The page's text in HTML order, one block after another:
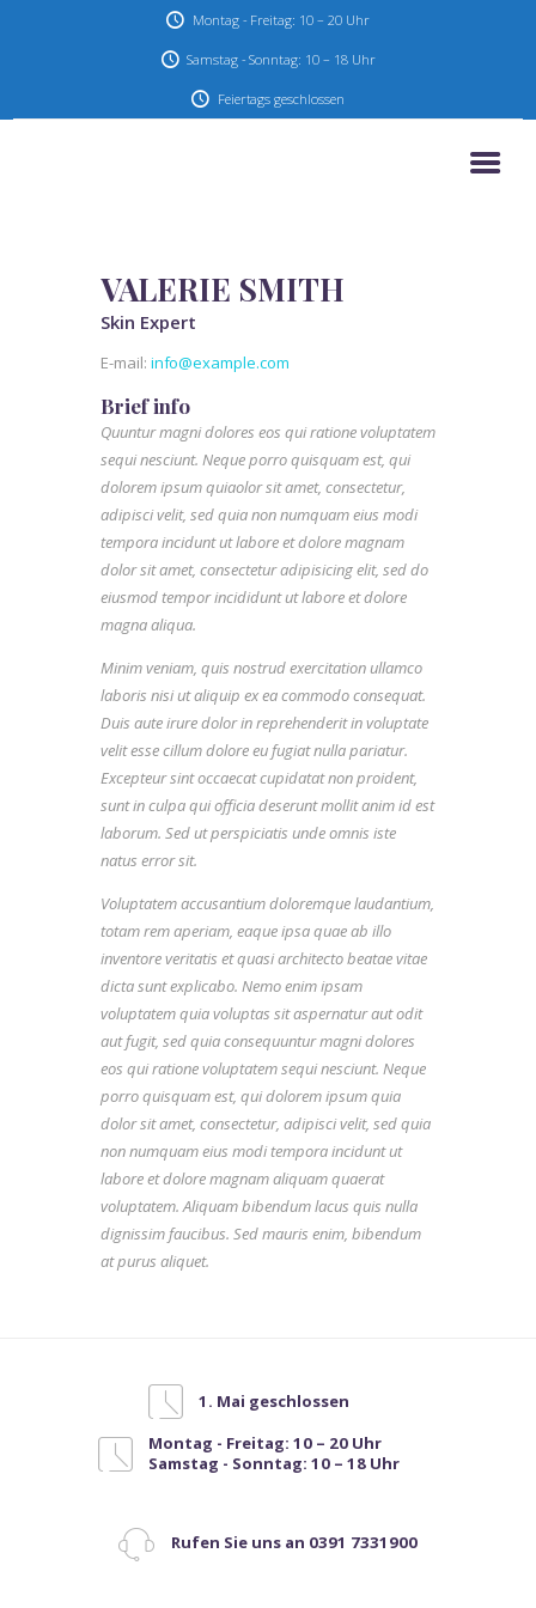
Montag - Freitag: 10 – 20 Uhr
Samstag - Sonntag: 10 – 18 Uhr
Feiertags geschlossen
SERVICE
KONTAKT
IMPRESSUM
DATENSCHUTZ
VALERIE SMITH
Skin Expert
E-mail: info@example.com
Brief info
Quuntur magni dolores eos qui ratione voluptatem
sequi nesciunt. Neque porro quisquam est, qui
dolorem ipsum quiaolor sit amet, consectetur,
adipisci velit, sed quia non numquam eius modi
tempora incidunt ut labore et dolore magnam
dolor sit amet, consectetur adipisicing elit, sed do
eiusmod tempor incididunt ut labore et dolore
magna aliqua.
Minim veniam, quis nostrud exercitation ullamco
laboris nisi ut aliquip ex ea commodo consequat.
Duis aute irure dolor in reprehenderit in voluptate
velit esse cillum dolore eu fugiat nulla pariatur.
Excepteur sint occaecat cupidatat non proident,
sunt in culpa qui officia deserunt mollit anim id est
laborum. Sed ut perspiciatis unde omnis iste
natus error sit.
Voluptatem accusantium doloremque laudantium,
totam rem aperiam, eaque ipsa quae ab illo
inventore veritatis et quasi architecto beatae vitae
dicta sunt explicabo. Nemo enim ipsam
voluptatem quia voluptas sit aspernatur aut odit
aut fugit, sed quia consequuntur magni dolores
eos qui ratione voluptatem sequi nesciunt. Neque
porro quisquam est, qui dolorem ipsum quia
dolor sit amet, consectetur, adipisci velit, sed quia
non numquam eius modi tempora incidunt ut
labore et dolore magnam aliquam quaerat
voluptatem. Aliquam bibendum lacus quis nulla
dignissim faucibus. Sed mauris enim, bibendum
at purus aliquet.
1. Mai geschlossen
Montag - Freitag: 10 – 20 Uhr
Samstag - Sonntag: 10 – 18 Uhr
Rufen Sie uns an 0391 7331900